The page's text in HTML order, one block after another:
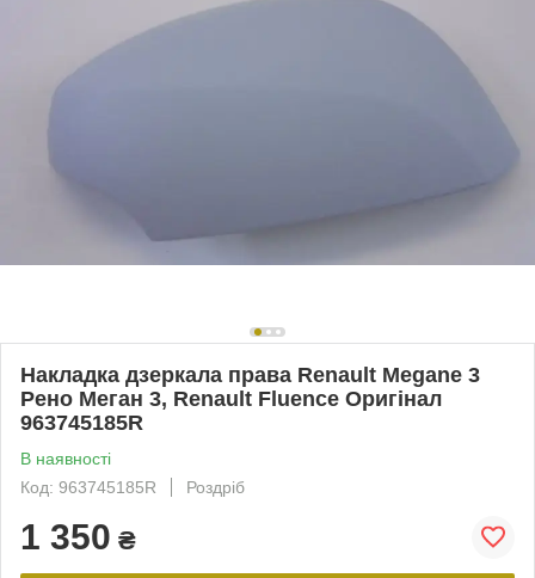
Накладка дзеркала права Renault Megane 3
Рено Меган 3, Renault Fluence Оригінал
963745185R
В наявності
Код: 963745185R
Роздріб
1 350 ₴